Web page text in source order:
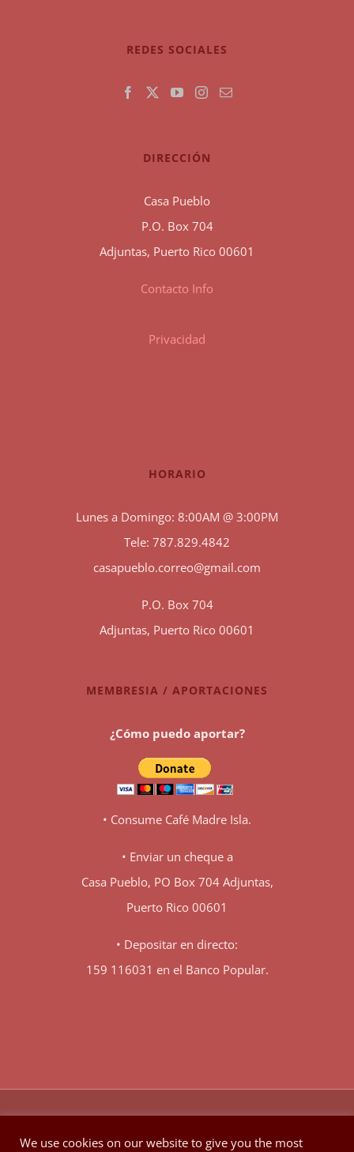
REDES SOCIALES
DIRECCIÓN
Casa Pueblo
P.O. Box 704
Adjuntas, Puerto Rico 00601
Contacto Info
Privacidad
HORARIO
Lunes a Domingo: 8:00AM @ 3:00PM
Tele: 787.829.4842
casapueblo.correo@gmail.com
P.O. Box 704
Adjuntas, Puerto Rico 00601
MEMBRESIA / APORTACIONES
¿Cómo puedo aportar?
• Consume Café Madre Isla.
• Enviar un cheque a
Casa Pueblo, PO Box 704 Adjuntas,
Puerto Rico 00601
• Depositar en directo:
159 116031 en el Banco Popular.
We use cookies on our website to give you the most